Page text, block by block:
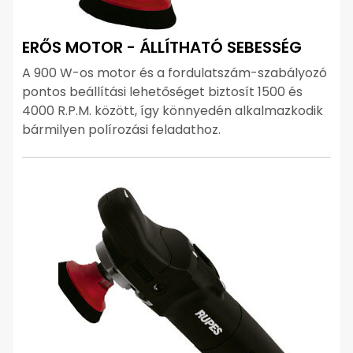
ERŐS MOTOR - ÁLLÍTHATÓ SEBESSÉG
A 900 W-os motor és a fordulatszám-szabályozó
pontos beállítási lehetőséget biztosít 1500 és
4000 R.P.M. között, így könnyedén alkalmazkodik
bármilyen polírozási feladathoz.